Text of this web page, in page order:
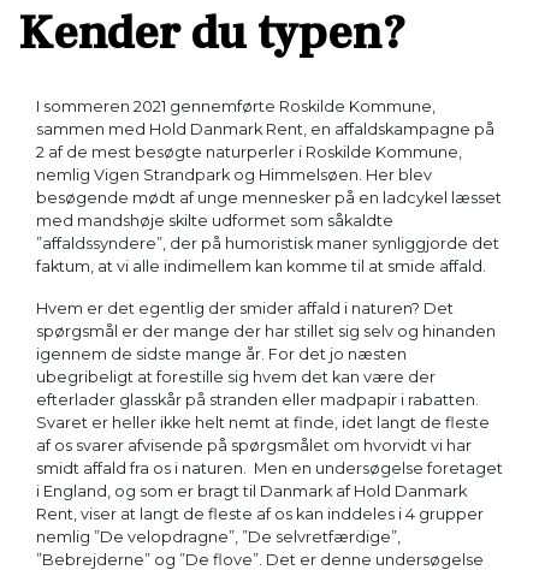
Kender du typen?
I sommeren 2021 gennemførte Roskilde Kommune,
sammen med Hold Danmark Rent, en affaldskampagne på
2 af de mest besøgte naturperler i Roskilde Kommune,
nemlig Vigen Strandpark og Himmelsøen. Her blev
besøgende mødt af unge mennesker på en ladcykel læsset
med mandshøje skilte udformet som såkaldte
”affaldssyndere”, der på humoristisk maner synliggjorde det
faktum, at vi alle indimellem kan komme til at smide affald.
Hvem er det egentlig der smider affald i naturen? Det
spørgsmål er der mange der har stillet sig selv og hinanden
igennem de sidste mange år. For det jo næsten
ubegribeligt at forestille sig hvem det kan være der
efterlader glasskår på stranden eller madpapir i rabatten.
Svaret er heller ikke helt nemt at finde, idet langt de fleste
af os svarer afvisende på spørgsmålet om hvorvidt vi har
smidt affald fra os i naturen. Men en undersøgelse foretaget
i England, og som er bragt til Danmark af Hold Danmark
Rent, viser at langt de fleste af os kan inddeles i 4 grupper
nemlig ”De velopdragne”, ”De selvretfærdige”,
”Bebrejderne” og ”De flove”. Det er denne undersøgelse